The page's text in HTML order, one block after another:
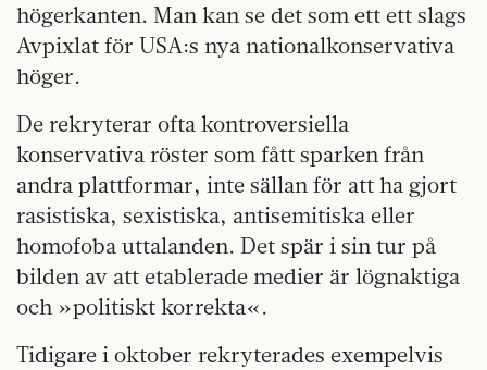
högerkanten. Man kan se det som ett ett slags
Avpixlat för USA:s nya nationalkonservativa
höger.
De rekryterar ofta kontroversiella
konservativa röster som fått sparken från
andra plattformar, inte sällan för att ha gjort
rasistiska, sexistiska, antisemitiska eller
homofoba uttalanden. Det spär i sin tur på
bilden av att etablerade medier är lögnaktiga
och »politiskt korrekta«.
Tidigare i oktober rekryterades exempelvis